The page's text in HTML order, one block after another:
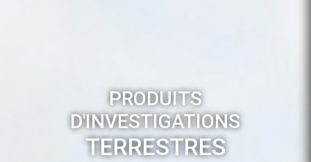
PRODUITS
D'INVESTIGATIONS
TERRESTRES